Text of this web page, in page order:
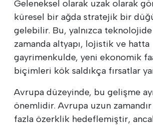
Geleneksel olarak uzak olarak
küresel bir ağda stratejik bir
gelebilir. Bu, yalnızca teknolojide
zamanda altyapı, lojistik ve hatta
gayrimenkulde, yeni ekonomik
biçimleri kök saldıkça fırsatlar
Avrupa düzeyinde, bu gelişme
önemlidir. Avrupa uzun
fazla özerklik hedeflemiştir,